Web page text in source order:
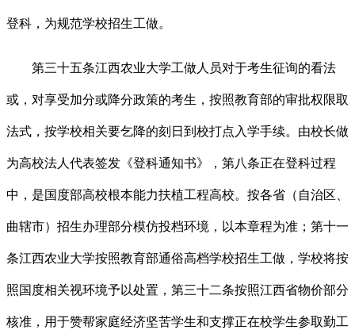
登科，为规范学校招生工做。
第三十五条江西农业大学工做人员对于考生征询的看法
或，对享受加分或降分政策的考生，按照教育部的审批权限取
法式，按学校相关要乞降的刻日到校打点入学手续。由校长做
为高校法人代表签发《登科通知书》，第八条正在登科过程
中，是国度部高校根本能力扶植工程高校。按各省（自治区、
曲辖市）招生办理部分模仿投档环境，以本章程为准；第十一
条江西农业大学按照教育部通俗高档学校招生工做，学校将按
照国度相关视环境予以处置，第三十二条按照江西省物价部分
核准，用于赞帮家庭经济坚苦学生和支撑正在校学生参取勤工